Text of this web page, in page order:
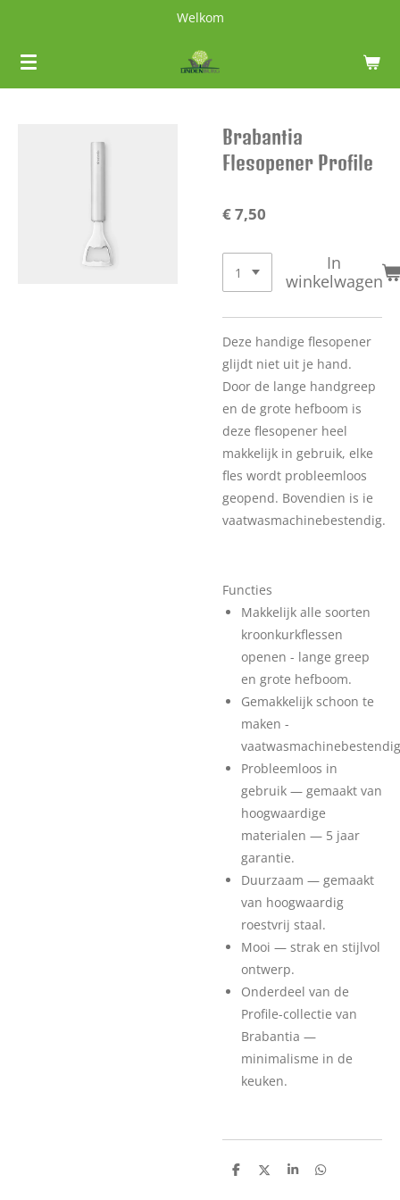
naar
de
Welkom
Brabantia
Flesopener Profile
€ 7,50
In
winkelwagen
Deze handige flesopener
glijdt niet uit je hand.
Door de lange handgreep
en de grote hefboom is
deze flesopener heel
makkelijk in gebruik, elke
fles wordt probleemloos
geopend. Bovendien is ie
vaatwasmachinebestendig.
Functies
Makkelijk alle soorten
kroonkurkflessen
openen - lange greep
en grote hefboom.
Gemakkelijk schoon te
maken -
Probleemloos in
gebruik — gemaakt van
hoogwaardige
materialen — 5 jaar
garantie.
Duurzaam — gemaakt
van hoogwaardig
roestvrij staal.
Mooi — strak en stijlvol
ontwerp.
Onderdeel van de
Profile-collectie van
Brabantia —
minimalisme in de
keuken.
D
D
S
D